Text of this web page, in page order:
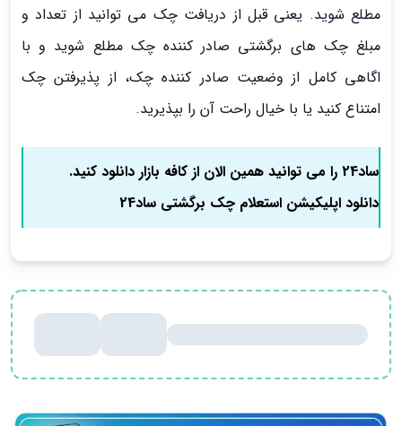
مطلع شوید. یعنی قبل از دریافت چک می توانید از تعداد و
مبلغ چک های برگشتی صادر کننده چک مطلع شوید و با
اگاهی کامل از وضعیت صادر کننده چک، از پذیرفتن چک
امتناع کنید یا با خیال راحت آن را بپذیرید.
ساد24 را می توانید همین الان از کافه بازار دانلود کنید.
دانلود اپلیکیشن استعلام چک برگشتی ساد24